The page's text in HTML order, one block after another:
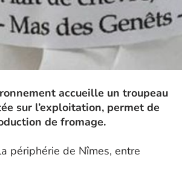
accueille un troupeau
sur l’exploitation, permet de
de fromage.
périphérie de Nîmes, entre